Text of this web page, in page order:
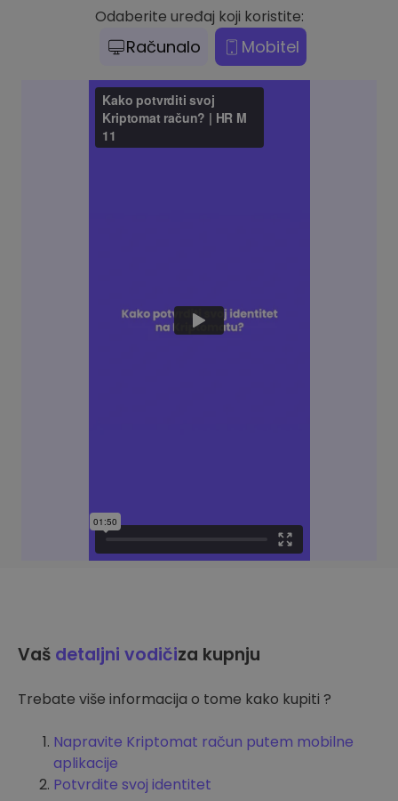
Odaberite uređaj koji koristite:
Računalo Mobitel
Vaš detaljni vodičiza kupnju
Trebate više informacija o tome kako kupiti ?
Napravite Kriptomat račun putem mobilne
aplikacije
Potvrdite svoj identitet